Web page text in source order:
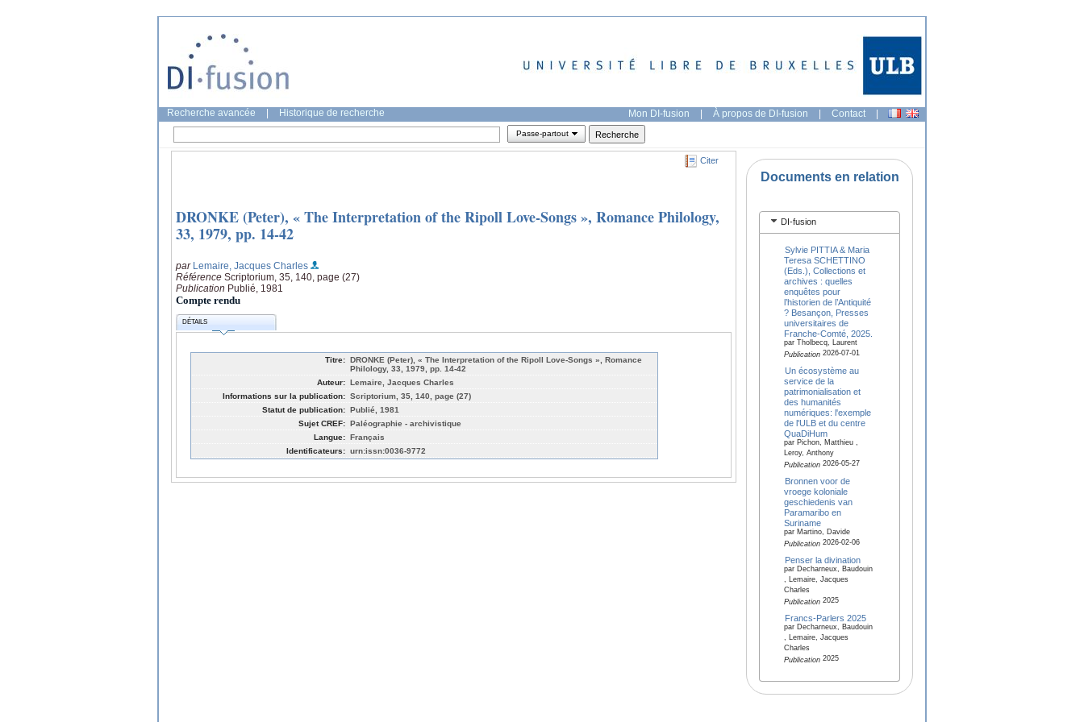
Recherche avancée Historique de recherche Mon DI-fusion | À propos de DI-fusion | Contact |
Passe-partout
Citer
DRONKE (Peter), « The Interpretation of the Ripoll Love-Songs », Romance Philology,
33, 1979, pp. 14-42
par Lemaire, Jacques Charles
Référence Scriptorium, 35, 140, page (27)
Publication Publié, 1981
Compte rendu
DÉTAILS
Titre: DRONKE (Peter), « The Interpretation of the Ripoll Love-Songs », Romance
Philology, 33, 1979, pp. 14-42
Auteur: Lemaire, Jacques Charles
Informations sur la publication: Scriptorium, 35, 140, page (27)
Statut de publication: Publié, 1981
Sujet CREF: Paléographie - archivistique
Langue: Français
Identificateurs: urn:issn:0036-9772
Documents en relation
DI-fusion
Sylvie PITTIA & Maria
Teresa SCHETTINO
(Eds.), Collections et
archives : quelles
enquêtes pour
l’historien de l’Antiquité
? Besançon, Presses
universitaires de
Franche-Comté, 2025.
par Tholbecq, Laurent
Publication2026-07-01
Un écosystème au
service de la
patrimonialisation et
des humanités
numériques: l'exemple
de l'ULB et du centre
QuaDiHum
par Pichon, Matthieu ,
Leroy, Anthony
Publication2026-05-27
Bronnen voor de
vroege koloniale
geschiedenis van
Paramaribo en
Suriname
par Martino, Davide
Publication2026-02-06
Penser la divination
par Decharneux, Baudouin
, Lemaire, Jacques
Charles
Publication2025
Francs-Parlers 2025
par Decharneux, Baudouin
, Lemaire, Jacques
Charles
Publication2025